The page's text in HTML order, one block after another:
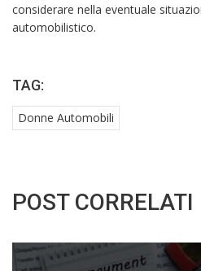
considerare nella eventuale
automobilistico.
TAG:
Donne Automobili
POST CORRELATI